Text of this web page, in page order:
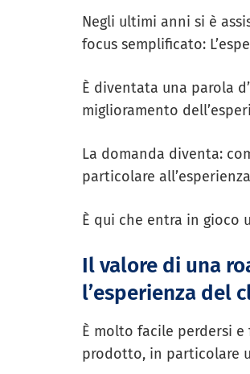
Negli ultimi anni si è
focus semplificato:
È diventata una parola
miglioramento
La domanda diventa:
particolare
È qui che entra in gioco
Il valore di una
l’esperienza del
È molto facile perdersi
prodotto, in particolare